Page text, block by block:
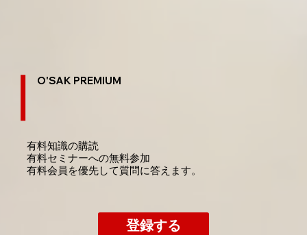
O'SAK PREMIUM
有料知識の購読
​有料セミナーへの無料参加
​有料会員を優先して質問に答えます。
登録する